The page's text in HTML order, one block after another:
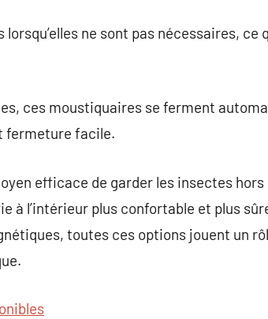
ne sont pas nécessaires,
ces moustiquaires se ferment
fermeture facile.
efficace de garder les insectes hors
à l’intérieur plus confortable et plus
toutes ces options jouent un